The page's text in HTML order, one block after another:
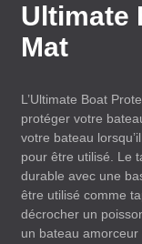
Ultimate
Mat
L’Ultimate Boat
protéger votre
votre bateau
pour être utilisé. Le
durable avec une
être utilisé comme
décrocher un
un bateau amorceur